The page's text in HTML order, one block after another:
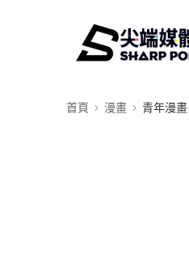
首頁 漫畫 青年漫畫